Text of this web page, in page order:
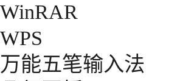
WinRAR
WPS
万能五笔输入法